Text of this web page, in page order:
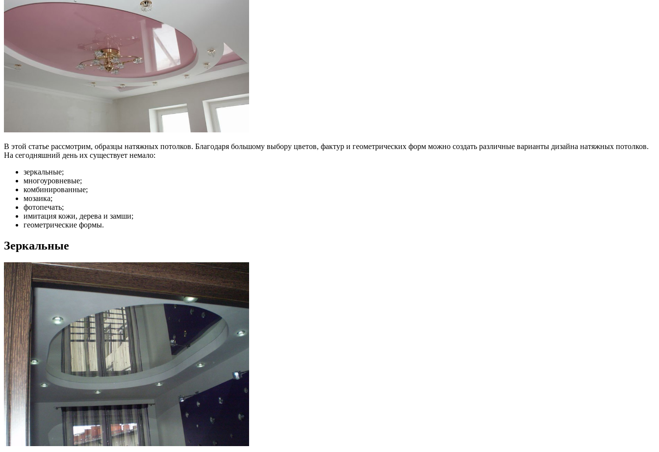
В этой статье рассмотрим, образцы натяжных потолков. Благодаря большому выбору цветов, фактур и геометрических форм можно создать различные варианты дизайна натяжных потолков.
На сегодняшний день их существует немало:
зеркальные;
многоуровневые;
комбинированные;
мозаика;
фотопечать;
имитация кожи, дерева и замши;
геометрические формы.
Зеркальные